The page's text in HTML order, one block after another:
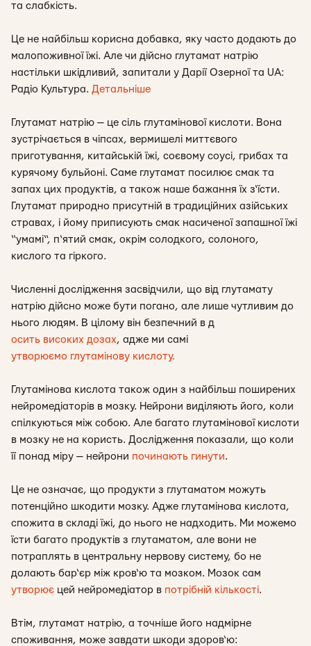
та слабкість.
Це не найбільш корисна добавка, яку часто додають до
малопоживної їжі. Але чи дійсно глутамат натрію
настільки шкідливий, запитали у Дарії Озерної та UA:
Радіо Культура. Детальніше
Глутамат натрію — це сіль глутамінової кислоти. Вона
зустрічається в чіпсах, вермишелі миттєвого
приготування, китайській їжі, соєвому соусі, грибах та
курячому бульйоні. Саме глутамат посилює смак та
запах цих продуктів, а також наше бажання їх з‘їсти.
Глутамат природно присутній в традиційних азійських
стравах, і йому приписують смак насиченої запашної їжі
“умамі“, п‘ятий смак, окрім солодкого, солоного,
кислого та гіркого.
Численні дослідження засвідчили, що від глутамату
натрію дійсно може бути погано, але лише чутливим до
нього людям. В цілому він безпечний в д
осить високих дозах, адже ми самі
утворюємо глутамінову кислоту.
Глутамінова кислота також один з найбільш поширених
нейромедіаторів в мозку. Нейрони виділяють його, коли
спілкуються між собою. Але багато глутамінової кислоти
в мозку не на користь. Дослідження показали, що коли
її понад міру — нейрони починають гинути.
Це не означає, що продукти з глутаматом можуть
потенційно шкодити мозку. Адже глутамінова кислота,
спожита в складі їжі, до нього не надходить. Ми можемо
їсти багато продуктів з глутаматом, але вони не
потраплять в центральну нервову систему, бо не
долають бар‘єр між кров‘ю та мозком. Мозок сам
утворює цей нейромедіатор в потрібній кількості.
Втім, глутамат натрію, а точніше його надмірне
споживання, може завдати шкоди здоров‘ю: